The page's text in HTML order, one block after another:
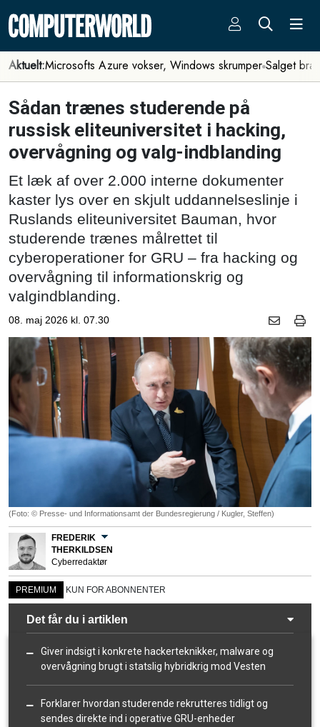
Aktuelt:Microsofts Azure vokser, Windows skrumper Salget
Sådan trænes studerende på
russisk eliteuniversitet i hacking,
overvågning og valg-indblanding
Et læk af over 2.000 interne dokumenter
kaster lys over en skjult uddannelseslinje i
Ruslands eliteuniversitet Bauman, hvor
studerende trænes målrettet til
cyberoperationer for GRU – fra hacking og
overvågning til informationskrig og
valgindblanding.
08. maj 2026 kl. 07.30
(Foto: © Presse- und Informationsamt der Bundesregierung / Kugler, Steffen)
FREDERIK
THERKILDSEN
Cyberredaktør
PREMIUM KUN FOR ABONNENTER
Det får du i artiklen
Giver indsigt i konkrete hackerteknikker, malware og
overvågning brugt i statslig hybridkrig mod Vesten
Forklarer hvordan studerende rekrutteres tidligt og
sendes direkte ind i operative GRU-enheder